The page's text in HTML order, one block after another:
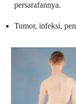
persarafannya.
Tumor, infeksi,